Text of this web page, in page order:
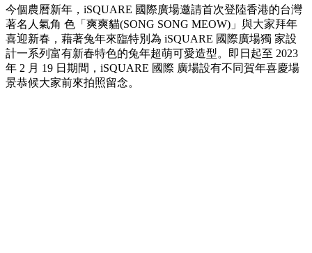
今個農曆新年，iSQUARE 國際廣場邀請首次登陸香港的台灣
著名人氣角 色「爽爽貓(SONG SONG MEOW)」與大家拜年
喜迎新春，藉著兔年來臨特別為 iSQUARE 國際廣場獨 家設
計一系列富有新春特色的兔年超萌可愛造型。即日起至 2023
年 2 月 19 日期間，iSQUARE 國際 廣場設有不同賀年喜慶場
景恭候大家前來拍照留念。